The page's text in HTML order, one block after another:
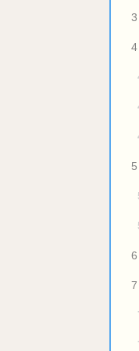
3
4
5
6
7